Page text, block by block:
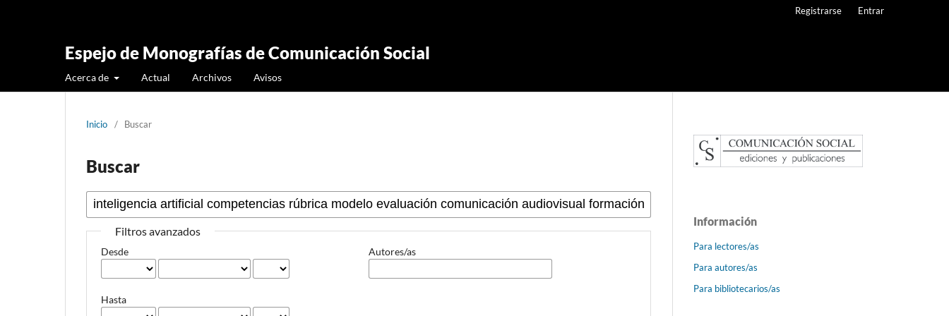
Espejo de Monografías de Comunicación Social
Acerca de Actual Archivos Avisos
Registrarse Entrar
Inicio / Buscar
Buscar
Filtros avanzados
Desde
Hasta
Autores/as
Información
Para lectores/as
Para autores/as
Para bibliotecarios/as